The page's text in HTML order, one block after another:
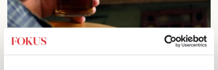
1.Bitte Assarmo:
Sagan om den lågbegåvade
ursprungsbefolkningen i Filipstad